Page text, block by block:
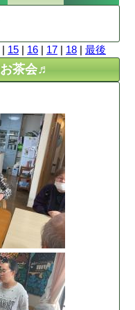
| 15 | 16 | 17 | 18 | 最後
茶会♬